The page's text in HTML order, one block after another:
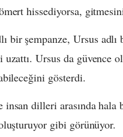
hissediyorsa,
bir şempanze, Ursus adlı
uzattı. Ursus da
gösterdi.
insan dilleri arasında
gibi görünüyor.